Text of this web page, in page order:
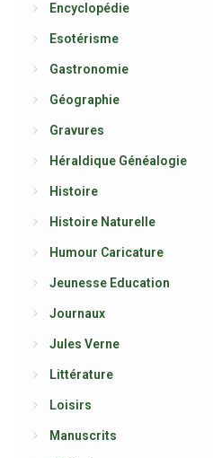
Encyclopédie
Esotérisme
Gastronomie
Géographie
Gravures
Héraldique Généalogie
Histoire
Histoire Naturelle
Humour Caricature
Jeunesse Education
Journaux
Jules Verne
Littérature
Loisirs
Manuscrits